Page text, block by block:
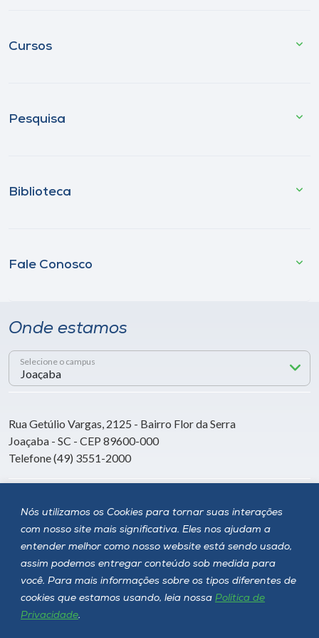
Nós utilizamos os Cookies para tornar suas interações
com nosso site mais significativa. Eles nos ajudam a
entender melhor como nosso website está sendo usado,
assim podemos entregar conteúdo sob medida para
você. Para mais informações sobre os tipos diferentes de
cookies que estamos usando, leia nossa Política de
Privacidade.
Cursos
Pesquisa
Biblioteca
Fale Conosco
Onde estamos
Selecione o campus
Rua Getúlio Vargas, 2125 - Bairro Flor da Serra
Joaçaba - SC - CEP 89600-000
Telefone (49) 3551-2000
Siga a Unoesc